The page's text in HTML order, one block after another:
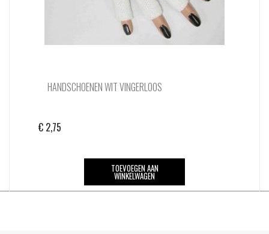
HANDSCHOENEN WIT VINGERLOOS
€ 2,75
TOEVOEGEN AAN
WINKELWAGEN